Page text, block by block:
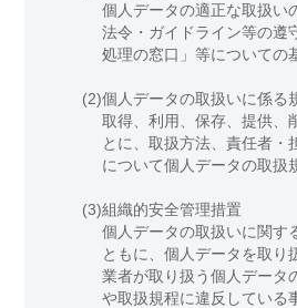
個人データの適正な取扱い
法令・ガイドライン等の遵
処理の窓口」等についての
(2)個人データの取扱いに係る
取得、利用、保存、提供、
とに、取扱方法、責任者・
について個人データの取扱
(3)組織的安全管理措置
個人データの取扱いに関す
ともに、個人データを取り
業者が取り扱う個人データ
や取扱規程に違反している